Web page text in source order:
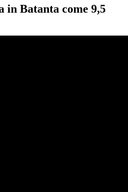
in Batanta come 9,5